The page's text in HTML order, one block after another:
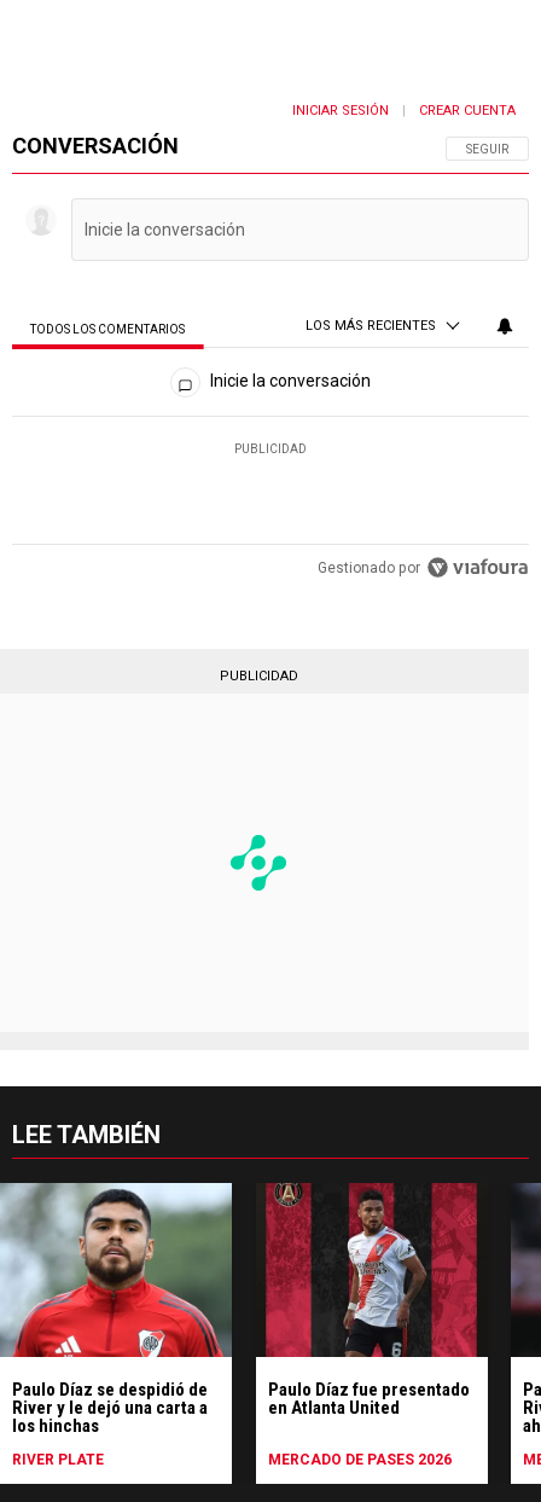
CONVERSACIÓN SIGA ESTA
SEGUIR
INICIAR SESIÓN CREAR CUENTA
TODOS LOS COMENTARIOS LOS MÁS RECIENTES
Todos los comentarios
Inicie la conversación
PUBLICIDAD
Gestionado por
PUBLICIDAD
LEE TAMBIÉN
Paulo Díaz se despidió de
River y le dejó una carta a
los hinchas
RIVER PLATE
Paulo Díaz fue presentado
en Atlanta United
MERCADO DE PASES 2026